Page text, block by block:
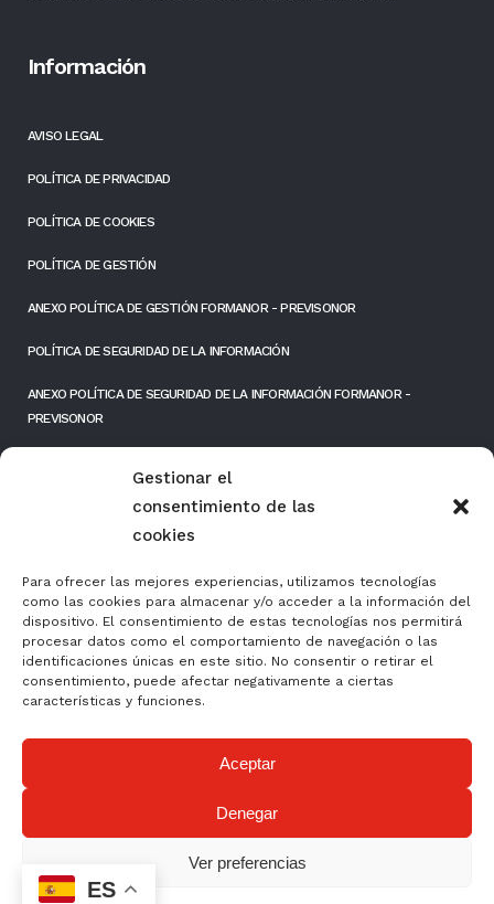
Gestionar el
consentimiento de las
cookies
Para ofrecer las mejores experiencias, utilizamos tecnologías
como las cookies para almacenar y/o acceder a la información del
dispositivo. El consentimiento de estas tecnologías nos permitirá
procesar datos como el comportamiento de navegación o las
identificaciones únicas en este sitio. No consentir o retirar el
consentimiento, puede afectar negativamente a ciertas
características y funciones.
Aceptar
Denegar
Ver preferencias
Información
AVISO LEGAL
POLÍTICA DE PRIVACIDAD
POLÍTICA DE COOKIES
POLÍTICA DE GESTIÓN
ANEXO POLÍTICA DE GESTIÓN FORMANOR - PREVISONOR
POLÍTICA DE SEGURIDAD DE LA INFORMACIÓN
ANEXO POLÍTICA DE SEGURIDAD DE LA INFORMACIÓN FORMANOR -
PREVISONOR
FONDOS PÚBLICOS
Formación y Normalización, S.L. ha sido beneficiaria del Fondo Europeo de
Desarrollo Regional cuyo objetivo es mejorar el uso y la calidad de las tecnologías de
presencia Web a través de página propia. Esta accion ha tenido lugar durante la
actualidad 2020. Para ello, ha contado con el apoyo del Programa TICCánarias de la
Cámara de Comercio de Pontevedra, Vigo y Vilagarcía de Arousa.
ES